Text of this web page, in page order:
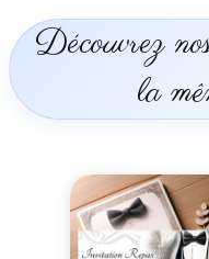
Découvrez
la